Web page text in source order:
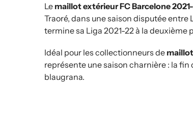
Le maillot extérieur FC Barcelone
Traoré, dans une saison disputée entre
termine sa Liga 2021-22 à la deuxième
Idéal pour les collectionneurs de
représente une saison charnière : la fin
blaugrana.